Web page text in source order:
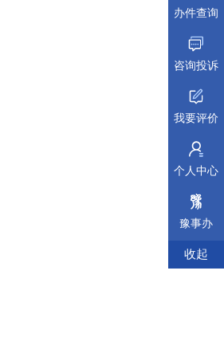
查看依据
查看依据
办件查询
咨询投诉
我要评价
个人中心
豫事办
收起